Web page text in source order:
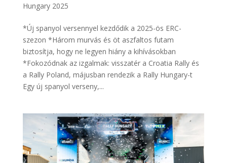
Hungary 2025
*Új spanyol versennyel kezdődik a 2025-ös ERC-
szezon *Három murvás és öt aszfaltos futam
biztosítja, hogy ne legyen hiány a kihívásokban
*Fokozódnak az izgalmak: visszatér a Croatia Rally és
a Rally Poland, májusban rendezik a Rally Hungary-t
Egy új spanyol verseny,...